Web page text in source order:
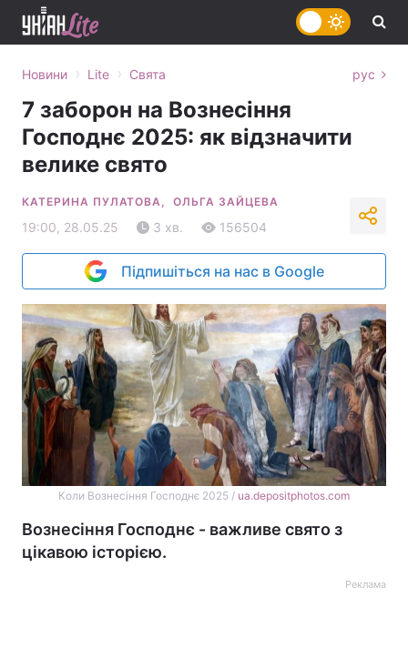
Новини › Lite › Свята рус
7 заборон на Вознесіння
Господнє 2025: як відзначити
велике свято
КАТЕРИНА ПУЛАТОВА, ОЛЬГА ЗАЙЦЕВА
19:00, 28.05.25 3 хв. 156504
Підпишіться на нас в Google
Коли Вознесіння Господнє 2025 / ua.depositphotos.com
Вознесіння Господнє - важливе свято з
цікавою історією.
Реклама